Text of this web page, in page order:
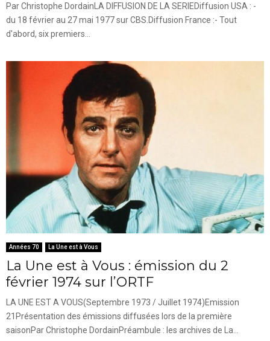
Par Christophe DordainLA DIFFUSION DE LA SERIEDiffusion USA : -
du 18 février au 27 mai 1977 sur CBS.Diffusion France :- Tout
d'abord, six premiers...
Années 70 La Une est à Vous
La Une est à Vous : émission du 2
février 1974 sur l’ORTF
LA UNE EST A VOUS(Septembre 1973 / Juillet 1974)Emission
21Présentation des émissions diffusées lors de la première
saisonPar Christophe DordainPréambule : les archives de La...